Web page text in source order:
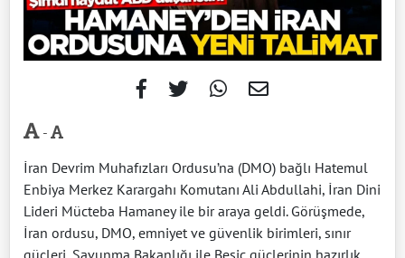
-
İran Devrim Muhafızları Ordusu’na (DMO) bağlı Hatemul
Enbiya Merkez Karargahı Komutanı Ali Abdullahi, İran Dini
Lideri Mücteba Hamaney ile bir araya geldi. Görüşmede,
İran ordusu, DMO, emniyet ve güvenlik birimleri, sınır
güçleri, Savunma Bakanlığı ile Besic güçlerinin hazırlık